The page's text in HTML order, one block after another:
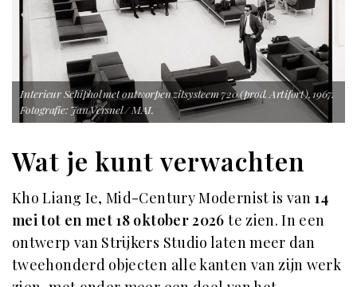
Interieur Schiphol met ontworpen zitsysteem 720 (prod. Artifort), 1967.
Fotografie: Jan Versnel / MAI.
Wat je kunt verwachten
Kho Liang Ie, Mid-Century Modernist is van 14
mei tot en met 18 oktober 2026 te zien. In een
ontwerp van Strijkers Studio laten meer dan
tweehonderd objecten alle kanten van zijn werk